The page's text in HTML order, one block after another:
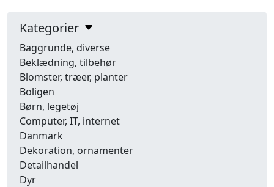
Kategorier
Baggrunde, diverse
Beklædning, tilbehør
Blomster, træer, planter
Boligen
Børn, legetøj
Computer, IT, internet
Danmark
Dekoration, ornamenter
Detailhandel
Dyr